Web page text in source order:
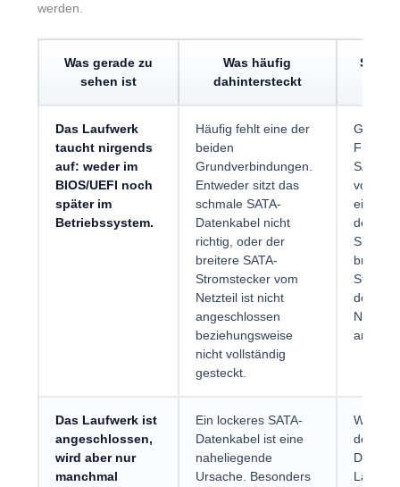
werden.
Was gerade zu
sehen ist
Was häufig
dahintersteckt
Das Laufwerk
taucht nirgends
auf: weder im
BIOS/UEFI noch
später im
Betriebssystem.
Häufig fehlt eine der
beiden
Grundverbindungen.
Entweder sitzt das
schmale SATA-
Datenkabel nicht
richtig, oder der
breitere SATA-
Stromstecker vom
Netzteil ist nicht
angeschlossen
beziehungsweise
nicht vollständig
gesteckt.
Führt
SATA-
vom
einem
dem
Sitzt
breiter
dem
am
Das Laufwerk ist
angeschlossen,
wird aber nur
manchmal
Ein lockeres SATA-
Datenkabel ist eine
naheliegende
Ursache. Besonders
Wichtig
des